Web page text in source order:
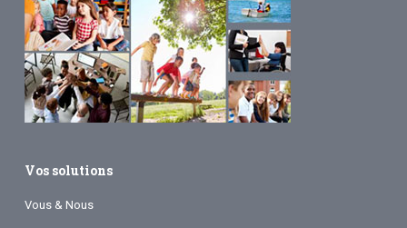
Vos solutions
Vous & Nous